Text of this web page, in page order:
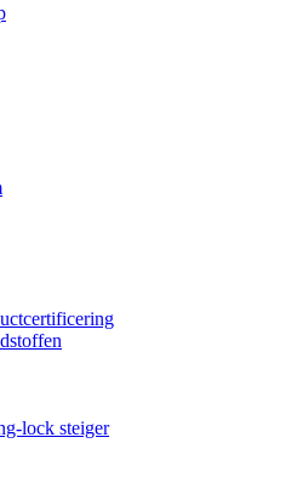
lock steiger